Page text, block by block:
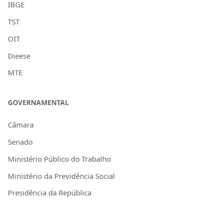
IBGE
TST
OIT
Dieese
MTE
GOVERNAMENTAL
Câmara
Senado
Ministério Público do Trabalho
Ministério da Previdência Social
Presidência da República